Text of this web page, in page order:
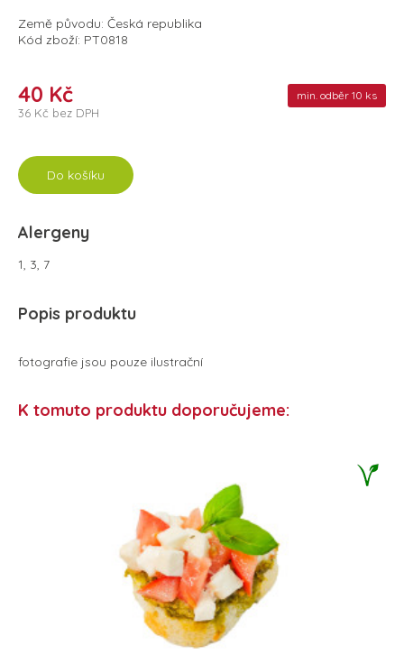
Země původu: Česká republika
Kód zboží: PT0818
40 Kč
36 Kč bez DPH
min. odběr 10 ks
Do košíku
Alergeny
1, 3, 7
Popis produktu
fotografie jsou pouze ilustrační
K tomuto produktu doporučujeme: